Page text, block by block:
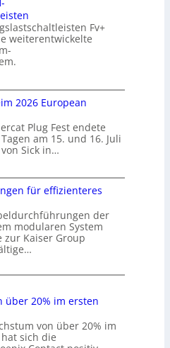
Fv+
weiterentwickelte
2026 European
Plug Fest endete
am 15. und 16. Juli
Sick in…
für effizienteres
der
modularen System
zur Kaiser Group
über 20% im ersten
von über 20% im
sich die